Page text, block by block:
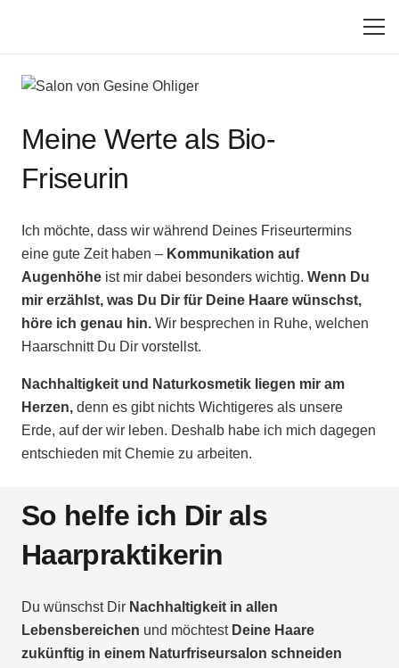
Meine Werte als Bio-
Friseurin
Ich möchte, dass wir während Deines Friseurtermins
eine gute Zeit haben – Kommunikation auf
Augenhöhe ist mir dabei besonders wichtig. Wenn Du
mir erzählst, was Du Dir für Deine Haare wünschst,
höre ich genau hin. Wir besprechen in Ruhe, welchen
Haarschnitt Du Dir vorstellst.
Nachhaltigkeit und Naturkosmetik liegen mir am
Herzen, denn es gibt nichts Wichtigeres als unsere
Erde, auf der wir leben. Deshalb habe ich mich dagegen
entschieden mit Chemie zu arbeiten.
So helfe ich Dir als
Haarpraktikerin
Du wünschst Dir Nachhaltigkeit in allen
Lebensbereichen und möchtest Deine Haare
zukünftig in einem Naturfriseursalon schneiden